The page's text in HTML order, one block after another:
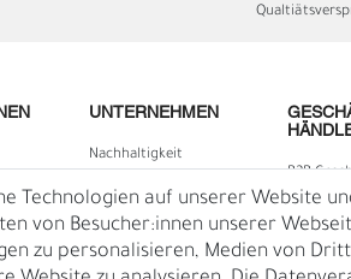
UNTERNEHMEN
Nachhaltigkeit
Kontakt
Über uns
Rückgabe
B2B
Technologien auf unserer Website
von Besucher:innen unserer
zu personalisieren, Medien von